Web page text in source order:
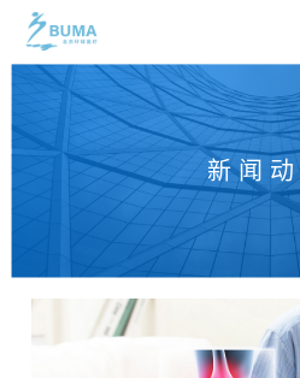
新 闻 动